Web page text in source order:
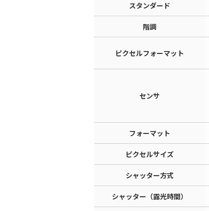
スタンダード
階調
ピクセルフォーマット
センサ
フォーマット
ピクセルサイズ
シャッター方式
シャッター（露光時間）